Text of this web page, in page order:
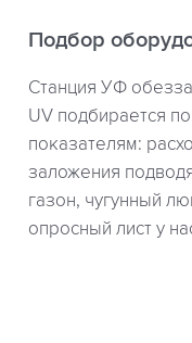
Подбор
Станция УФ
UV подбирается
показателям:
заложения
газон, чугунный
опросный лист у